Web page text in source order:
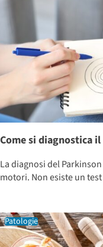
Come si diagnostica
La diagnosi del
motori. Non esiste un
Patologie